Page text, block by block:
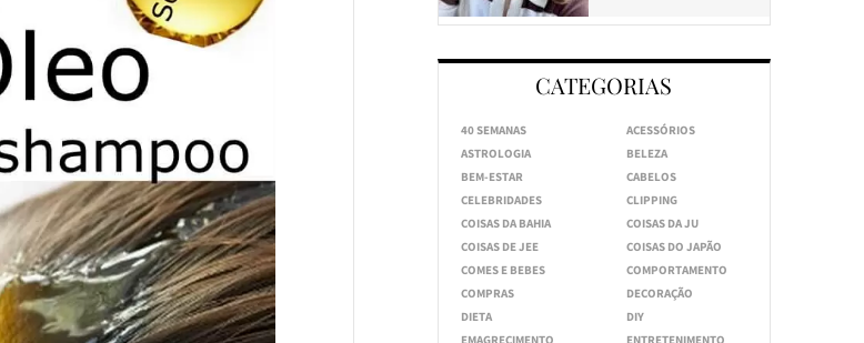
CATEGORIAS
40 SEMANAS
ACESSÓRIOS
ASTROLOGIA
BELEZA
BEM-ESTAR
CABELOS
CELEBRIDADES
CLIPPING
COISAS DA BAHIA
COISAS DA JU
COISAS DE JEE
COISAS DO JAPÃO
COMES E BEBES
COMPORTAMENTO
COMPRAS
DECORAÇÃO
DIETA
DIY
EMAGRECIMENTO
ENTRETENIMENTO